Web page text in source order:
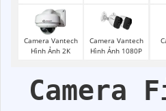
Camera Vantech
Hình Ảnh 2K
Camera Vantech
Hình Ảnh 1080P
Camera